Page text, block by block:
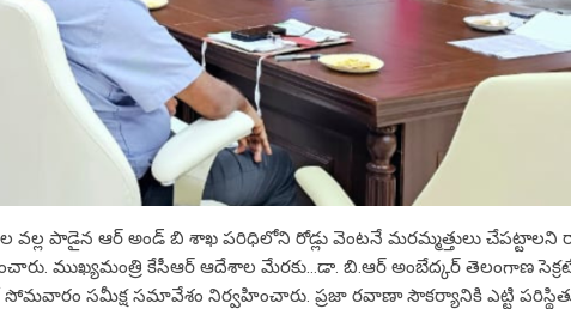
వల్ల పాడైన ఆర్ అండ్ బి శాఖ పరిధిలోని రోడ్లు వెంటనే మరమ్మత్తులు చేపట్టాలని
ముఖ్యమంత్రి కేసీఆర్ ఆదేశాల మేరకు…డా. బి.ఆర్ అంబేద్కర్ తెలంగాణ
సమీక్ష సమావేశం నిర్వహించారు. ప్రజా రవాణా సౌకర్యానికి ఎట్టి